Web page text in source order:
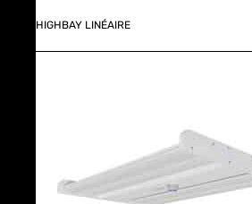
HIGHBAY LINÉAIRE